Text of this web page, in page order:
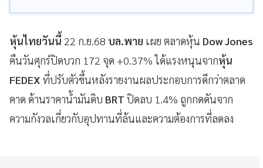
หุ้นไทยวันนี้ 22 ก.ย.68 บล.พาย เผย ตลาดหุ้น Dow Jones
คืนวันศุกร์ปิดบวก 172 จุด +0.37% ได้แรงหนุนจากหุ้น
FEDEX ที่ปรับตัวขึ้นหลังรายงานผลประกอบการดีกว่าตลาด
คาด ด้านราคาน้ำมันดิบ BRT ปิดลบ 1.4% ถูกกดดันจาก
ความกังวลเกี่ยวกับอุปทานที่ล้นและความต้องการที่ลดลง